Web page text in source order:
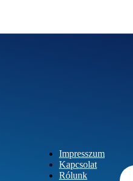
Impresszum
Kapcsolat
Rólunk